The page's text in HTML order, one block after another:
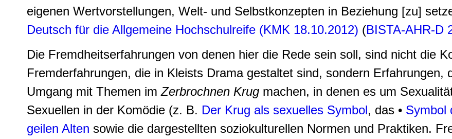
eigenen Wertvorstellungen, Welt- und Selbstkonzepten in Beziehung [zu]
Deutsch für die Allgemeine Hochschulreife (KMK 18.10.2012) (BISTA-AHR-D
Die Fremdheitserfahrungen von denen hier die Rede sein soll, sind nicht die
Fremderfahrungen, die in Kleists Drama gestaltet sind, sondern Erfahrungen,
Umgang mit Themen imZerbrochnen Krug machen, in denen es um
Sexuellen in der Komödie (z. B. Der Krug als sexuelles Symbol, das • Symbol
geilen Alten sowie die dargestellten soziokulturellen Normen und Praktiken.